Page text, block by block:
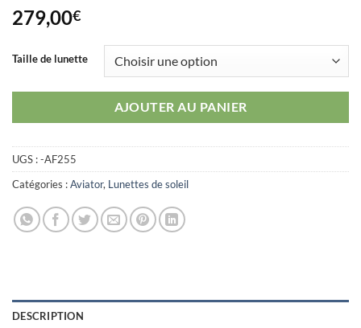
279,00€
Taille de lunette
AJOUTER AU PANIER
UGS :-AF255
Catégories :Aviator, Lunettes de soleil
DESCRIPTION